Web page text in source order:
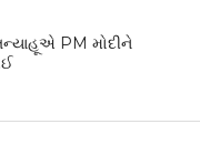
PM મોદીને